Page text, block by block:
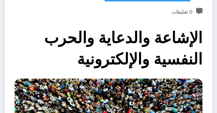
0 تعليقات
الإشاعة والدعاية والحرب
النفسية والإلكترونية